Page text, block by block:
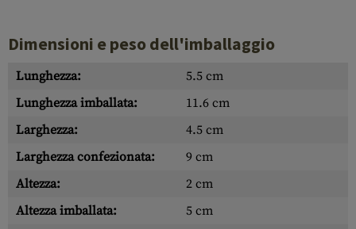
Dimensioni e peso dell'imballaggio
Lunghezza:
5.5 cm
Lunghezza imballata:
11.6 cm
Larghezza:
4.5 cm
Larghezza confezionata:
9 cm
Altezza:
2 cm
Altezza imballata:
5 cm